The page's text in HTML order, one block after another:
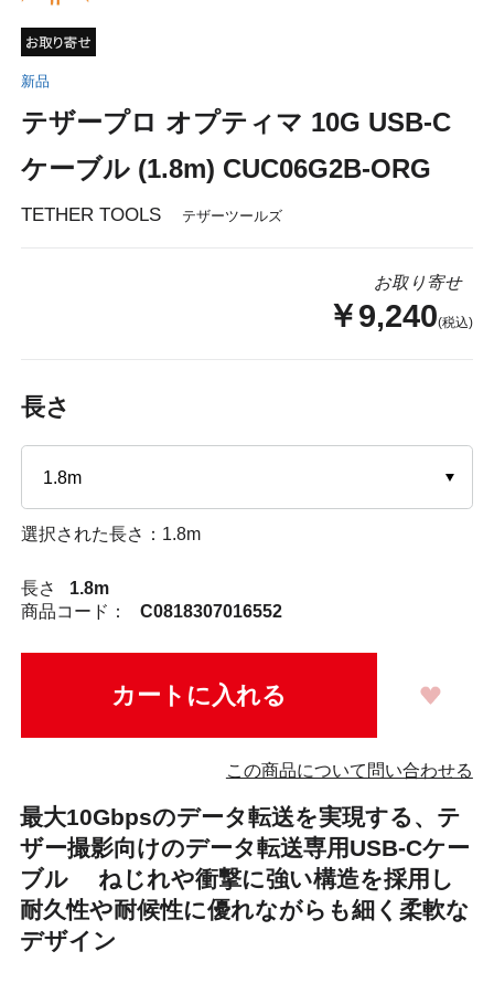
新品
テザープロ オプティマ 10G USB-C
ケーブル (1.8m) CUC06G2B-ORG
TETHER TOOLS テザーツールズ
お取り寄せ
￥9,240(税込)
長さ
選択された長さ：1.8m
長さ
1.8m
商品コード：
C0818307016552
この商品について問い合わせる
最大10Gbpsのデータ転送を実現する、テ
ザー撮影向けのデータ転送専用USB-Cケー
ブル ねじれや衝撃に強い構造を採用し
耐久性や耐候性に優れながらも細く柔軟な
デザイン